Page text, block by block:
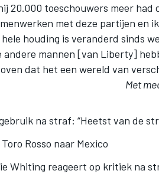
20.000 toeschouwers meer had
met deze partijen en
houding is veranderd sinds
andere mannen [van Liberty]
dat het een wereld van
Met
na straf: “Heetst van de
Rosso naar Mexico
Whiting reageert op kritiek na